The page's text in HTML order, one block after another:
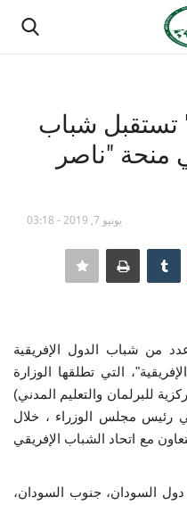
تستقبل شباب
منحة "ناصر
يونيو 7, 2019 - 03:18
من شباب الدول الإفريقية
التي تطلقها الوزارة
للبرلمان والتعليم المدني)
رئيس مجلس الوزراء ، خلال
إلى 22 يونيو ٢٠١٩م، بالتعاون مع اتحاد الشباب الإفريقي
السودان، جنوب السودان،